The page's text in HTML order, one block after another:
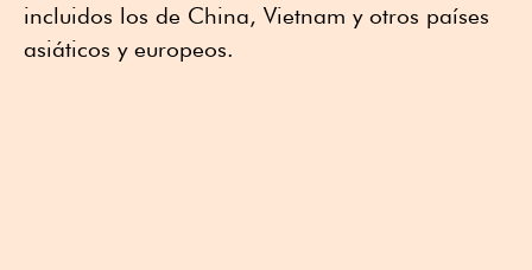
incluidos los de China, Vietnam y otros países
asiáticos y europeos.